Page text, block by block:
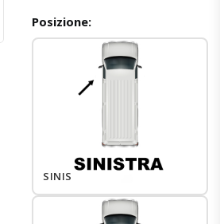
Posizione:
SINISTRO